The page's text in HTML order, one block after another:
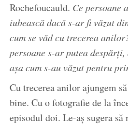
Rochefoucauld. Ce persoane
iubească dacă s-ar fi văzut
cum se văd cu trecerea
persoane s-ar putea despărți,
așa cum s-au văzut pentru
Cu trecerea anilor ajungem
bine. Cu o fotografie de la
episodul doi. Le-aș sugera